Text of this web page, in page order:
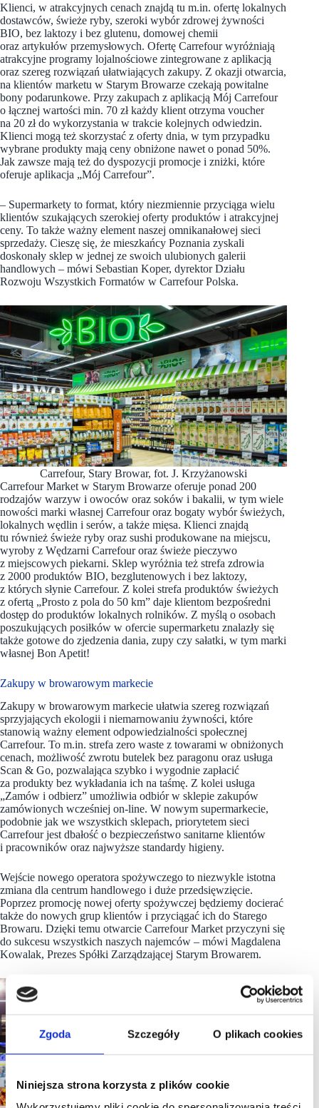
Zgoda Szczegóły O plikach cookies
Niniejsza strona korzysta z plików cookie
Klienci, w atrakcyjnych cenach znajdą tu m.in. ofertę lokalnych
dostawców, świeże ryby, szeroki wybór zdrowej żywności
BIO, bez laktozy i bez glutenu, domowej chemii
oraz artykułów przemysłowych. Ofertę Carrefour wyróżniają
atrakcyjne programy lojalnościowe zintegrowane z aplikacją
oraz szereg rozwiązań ułatwiających zakupy. Z okazji otwarcia,
na klientów marketu w Starym Browarze czekają powitalne
bony podarunkowe. Przy zakupach z aplikacją Mój Carrefour
o łącznej wartości min. 70 zł każdy klient otrzyma voucher
na 20 zł do wykorzystania w trakcie kolejnych odwiedzin.
Klienci mogą też skorzystać z oferty dnia, w tym przypadku
wybrane produkty mają ceny obniżone nawet o ponad 50%.
Jak zawsze mają też do dyspozycji promocje i zniżki, które
oferuje aplikacja „Mój Carrefour”.
– Supermarkety to format, który niezmiennie przyciąga wielu
klientów szukających szerokiej oferty produktów i atrakcyjnej
ceny. To także ważny element naszej omnikanałowej sieci
sprzedaży. Cieszę się, że mieszkańcy Poznania zyskali
doskonały sklep w jednej ze swoich ulubionych galerii
handlowych – mówi Sebastian Koper, dyrektor Działu
Rozwoju Wszystkich Formatów w Carrefour Polska.
Carrefour, Stary Browar, fot. J. Krzyżanowski
Carrefour Market w Starym Browarze oferuje ponad 200
rodzajów warzyw i owoców oraz soków i bakalii, w tym wiele
nowości marki własnej Carrefour oraz bogaty wybór świeżych,
lokalnych wędlin i serów, a także mięsa. Klienci znajdą
tu również świeże ryby oraz sushi produkowane na miejscu,
wyroby z Wędzarni Carrefour oraz świeże pieczywo
z miejscowych piekarni. Sklep wyróżnia też strefa zdrowia
z 2000 produktów BIO, bezglutenowych i bez laktozy,
z których słynie Carrefour. Z kolei strefa produktów świeżych
z ofertą „Prosto z pola do 50 km” daje klientom bezpośredni
dostęp do produktów lokalnych rolników. Z myślą o osobach
poszukujących posiłków w ofercie supermarketu znalazły się
także gotowe do zjedzenia dania, zupy czy sałatki, w tym marki
własnej Bon Apetit!
Zakupy w browarowym markecie
Zakupy w browarowym markecie ułatwia szereg rozwiązań
sprzyjających ekologii i niemarnowaniu żywności, które
stanowią ważny element odpowiedzialności społecznej
Carrefour. To m.in. strefa zero waste z towarami w obniżonych
cenach, możliwość zwrotu butelek bez paragonu oraz usługa
Scan & Go, pozwalająca szybko i wygodnie zapłacić
za produkty bez wykładania ich na taśmę. Z kolei usługa
„Zamów i odbierz” umożliwia odbiór w sklepie zakupów
zamówionych wcześniej on-line. W nowym supermarkecie,
podobnie jak we wszystkich sklepach, priorytetem sieci
Carrefour jest dbałość o bezpieczeństwo sanitarne klientów
i pracowników oraz najwyższe standardy higieny.
Wejście nowego operatora spożywczego to niezwykle istotna
zmiana dla centrum handlowego i duże przedsięwzięcie.
Poprzez promocję nowej oferty spożywczej będziemy docierać
także do nowych grup klientów i przyciągać ich do Starego
Browaru. Dzięki temu otwarcie Carrefour Market przyczyni się
do sukcesu wszystkich naszych najemców – mówi Magdalena
Kowalak, Prezes Spółki Zarządzającej Starym Browarem.